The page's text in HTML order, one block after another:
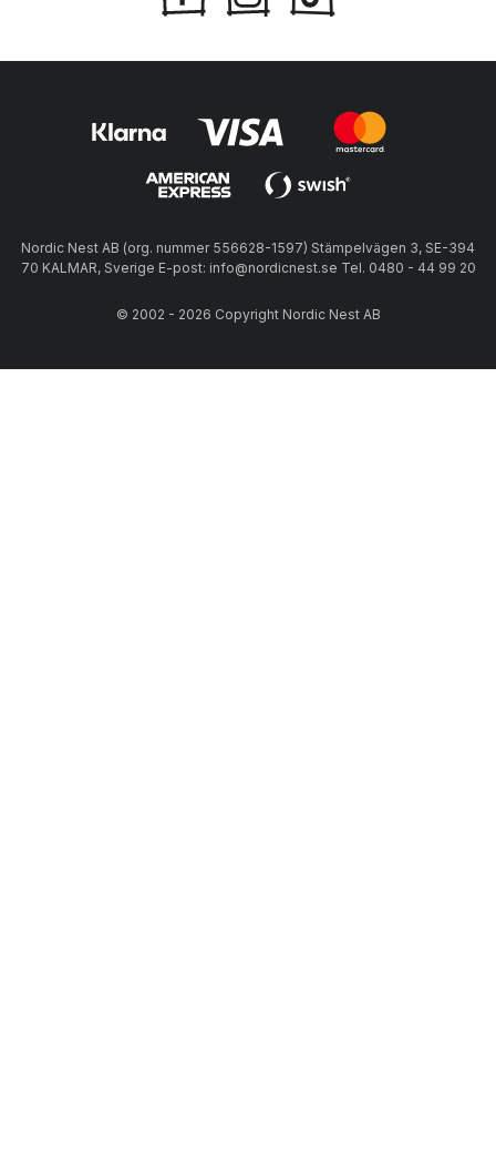
Nordic Nest AB (org. nummer 556628-1597) Stämpelvägen 3, SE-394
70 KALMAR, Sverige E-post: info@nordicnest.se Tel. 0480 - 44 99 20
© 2002 - 2026 Copyright Nordic Nest AB